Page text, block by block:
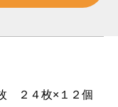
２４枚×１２個